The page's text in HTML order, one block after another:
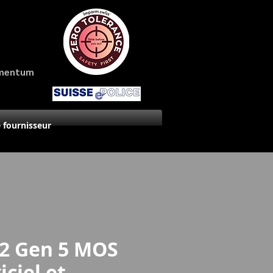
fournisseur
Gen 5 MOS